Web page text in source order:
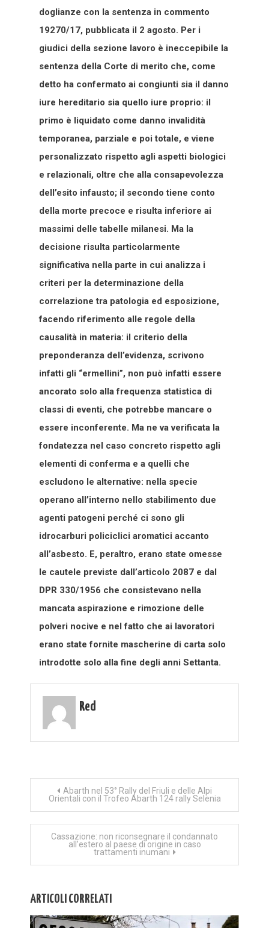
doglianze con la sentenza in commento
19270/17, pubblicata il 2 agosto. Per i
giudici della sezione lavoro è ineccepibile la
sentenza della Corte di merito che, come
detto ha confermato ai congiunti sia il danno
iure hereditario sia quello iure proprio: il
primo è liquidato come danno invalidità
temporanea, parziale e poi totale, e viene
personalizzato rispetto agli aspetti biologici
e relazionali, oltre che alla consapevolezza
dell’esito infausto; il secondo tiene conto
della morte precoce e risulta inferiore ai
massimi delle tabelle milanesi. Ma la
decisione risulta particolarmente
significativa nella parte in cui analizza i
criteri per la determinazione della
correlazione tra patologia ed esposizione,
facendo riferimento alle regole della
causalità in materia: il criterio della
preponderanza dell’evidenza, scrivono
infatti gli “ermellini”, non può infatti essere
ancorato solo alla frequenza statistica di
classi di eventi, che potrebbe mancare o
essere inconferente. Ma ne va verificata la
fondatezza nel caso concreto rispetto agli
elementi di conferma e a quelli che
escludono le alternative: nella specie
operano all’interno nello stabilimento due
agenti patogeni perché ci sono gli
idrocarburi policiclici aromatici accanto
all’asbesto. E, peraltro, erano state omesse
le cautele previste dall’articolo 2087 e dal
DPR 330/1956 che consistevano nella
mancata aspirazione e rimozione delle
polveri nocive e nel fatto che ai lavoratori
erano state fornite mascherine di carta solo
introdotte solo alla fine degli anni Settanta.
Red
Navigazione
articoli
Abarth nel 53° Rally del Friuli e delle Alpi
Orientali con il Trofeo Abarth 124 rally Selenia
Cassazione: non riconsegnare il condannato
all’estero al paese di origine in caso
trattamenti inumani
ARTICOLI CORRELATI